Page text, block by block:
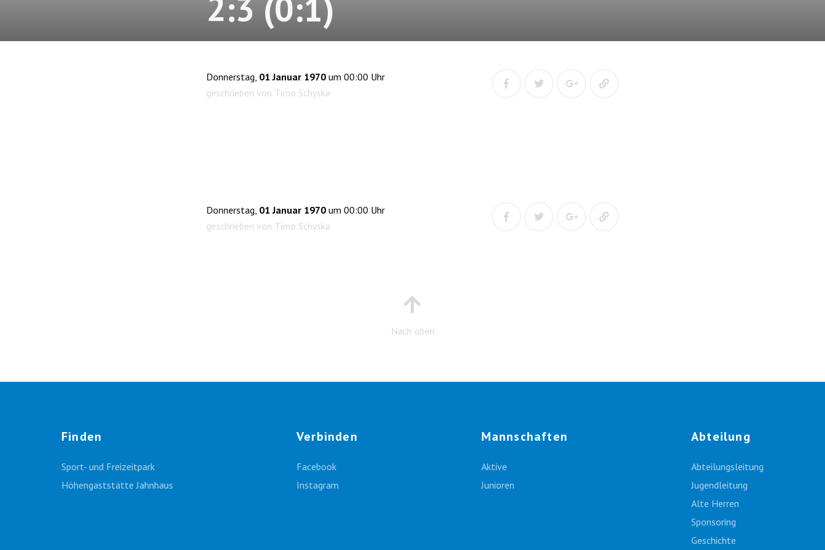
Donnerstag, 01 Januar 1970 um 00:00 Uhr
geschrieben von Timo Schyska
Donnerstag, 01 Januar 1970 um 00:00 Uhr
geschrieben von Timo Schyska
Nach oben
Finden
Sport- und Freizeitpark
Höhengaststätte Jahnhaus
Verbinden
Facebook
Instagram
Mannschaften
Aktive
Junioren
Abteilung
Abteilungsleitung
Jugendleitung
Alte Herren
Sponsoring
Geschichte